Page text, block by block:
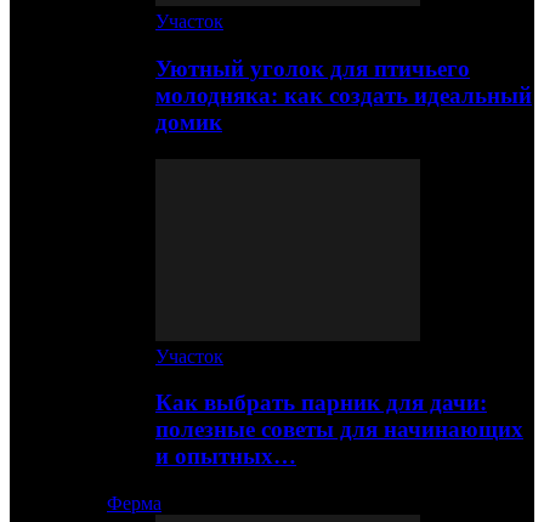
Участок
Уютный уголок для птичьего
молодняка: как создать идеальный
домик
Участок
Как выбрать парник для дачи:
полезные советы для начинающих
и опытных…
Ферма